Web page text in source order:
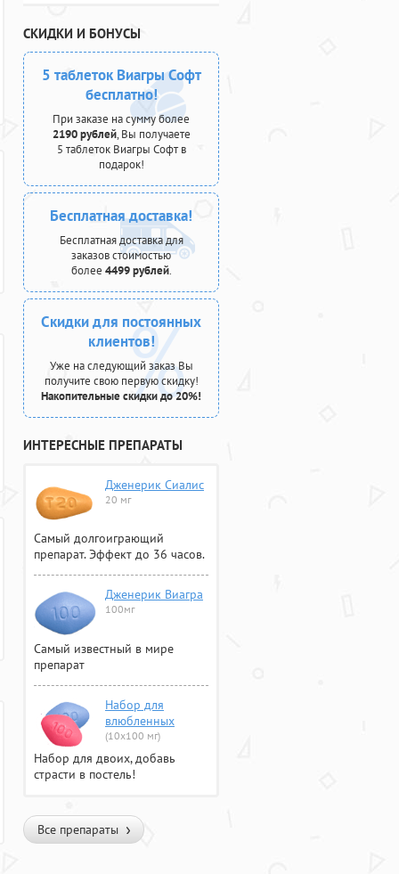
СКИДКИ И БОНУСЫ
5 таблеток Виагры Софт
бесплатно!
При заказе на сумму более
2190 рублей, Вы получаете
5 таблеток Виагры Софт в
подарок!
Бесплатная доставка!
Бесплатная доставка для
заказов стоимостью
более 4499 рублей.
Скидки для постоянных
клиентов!
Уже на следующий заказ Вы
получите свою первую скидку!
Накопительные скидки до 20%!
ИНТЕРЕСНЫЕ ПРЕПАРАТЫ
Дженерик Сиалис
20 мг
Самый долгоиграющий
препарат. Эффект до 36 часов.
Дженерик Виагра
100мг
Самый известный в мире
препарат
Набор для
влюбленных
(10х100 мг)
Набор для двоих, добавь
страсти в постель!
Все препараты